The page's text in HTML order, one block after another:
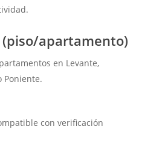
(piso/apartamento)
en Levante,
Poniente.
con verificación